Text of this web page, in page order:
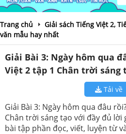
Trang chủ
Giải sách Tiếng Việt 2,
văn mẫu hay nhất
Giải Bài 3: Ngày hôm qua
Việt 2 tập 1 Chân trời sáng
Tải về
Giải Bài 3: Ngày hôm qua đâu
Chân trời sáng tạo với đầy đủ lời
bài tập phần đọc, viết, luyện từ